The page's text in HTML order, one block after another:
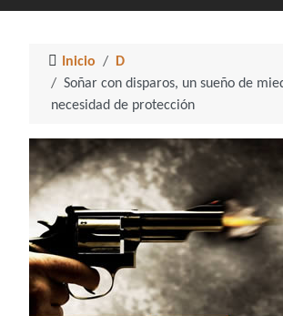
Inicio
D
Soñar con disparos, un sueño de
necesidad de protección